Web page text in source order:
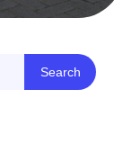
Search